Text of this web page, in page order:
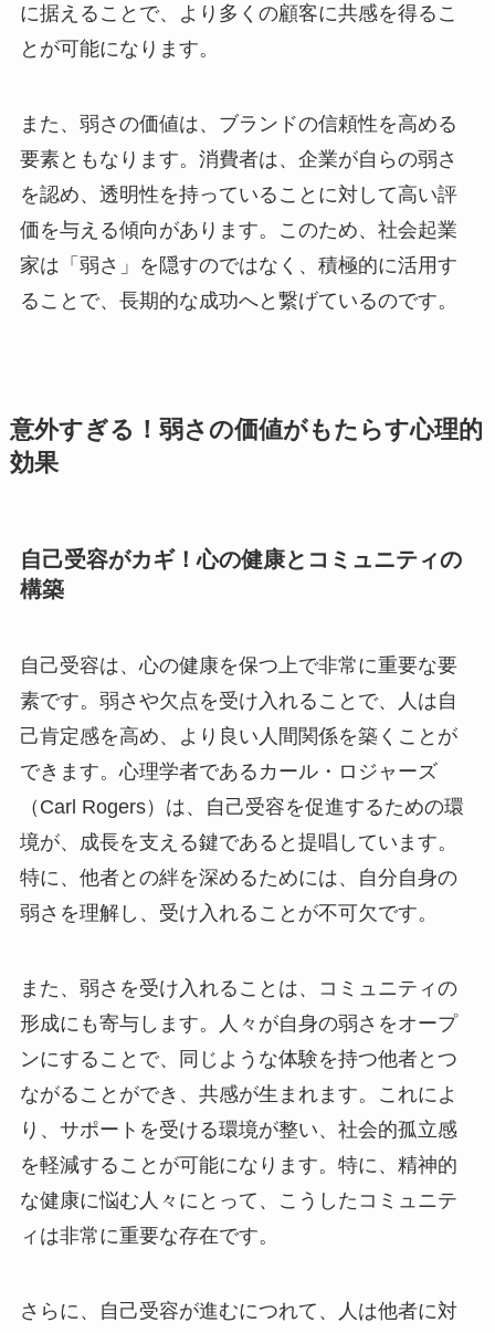
に据えることで、より多くの顧客に共感を得るこ
とが可能になります。
また、弱さの価値は、ブランドの信頼性を高める
要素ともなります。消費者は、企業が自らの弱さ
を認め、透明性を持っていることに対して高い評
価を与える傾向があります。このため、社会起業
家は「弱さ」を隠すのではなく、積極的に活用す
ることで、長期的な成功へと繋げているのです。
意外すぎる！弱さの価値がもたらす心理的
効果
自己受容がカギ！心の健康とコミュニティの
構築
自己受容は、心の健康を保つ上で非常に重要な要
素です。弱さや欠点を受け入れることで、人は自
己肯定感を高め、より良い人間関係を築くことが
できます。心理学者であるカール・ロジャーズ
（Carl Rogers）は、自己受容を促進するための環
境が、成長を支える鍵であると提唱しています。
特に、他者との絆を深めるためには、自分自身の
弱さを理解し、受け入れることが不可欠です。
また、弱さを受け入れることは、コミュニティの
形成にも寄与します。人々が自身の弱さをオープ
ンにすることで、同じような体験を持つ他者とつ
ながることができ、共感が生まれます。これによ
り、サポートを受ける環境が整い、社会的孤立感
を軽減することが可能になります。特に、精神的
な健康に悩む人々にとって、こうしたコミュニテ
ィは非常に重要な存在です。
さらに、自己受容が進むにつれて、人は他者に対